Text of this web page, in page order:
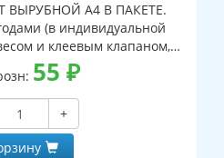
ВЫРУБНОЙ А4 В ПАКЕТЕ.
(в индивидуальной
и клеевым клапаном,
ВД-лак)
55 ₽
+